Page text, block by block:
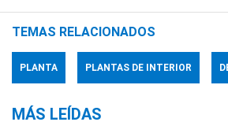
TEMAS RELACIONADOS
PLANTA PLANTAS DE INTERIOR
MÁS LEÍDAS